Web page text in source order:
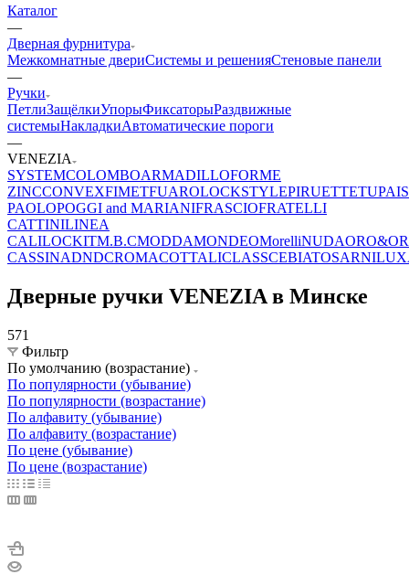
Каталог
—
Дверная фурнитура
Межкомнатные двериСистемы и решенияСтеновые панели
—
Ручки
ПетлиЗащёлкиУпорыФиксаторыРаздвижные
системыНакладкиАвтоматические пороги
—
VENEZIA
SYSTEMCOLOMBOARMADILLOFORME
ZINCCONVEXFIMETFUAROLOCKSTYLEPIRUETTETUPAI
PAOLOPOGGI and MARIANIFRASCIOFRATELLI
CATTINILINEA
CALILOCKITM.B.CMODDAMONDEOMorelliNUDA
CASSINADNDCROMACOTTALICLASSCEBIATOSARNILUX
Дверные ручки VENEZIA в Минске
571
Фильтр
По умолчанию (возрастание)
По популярности (убывание)
По популярности (возрастание)
По алфавиту (убывание)
По алфавиту (возрастание)
По цене (убывание)
По цене (возрастание)